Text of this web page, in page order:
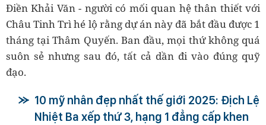
Điền Khải Văn - người có mối quan hệ thân thiết với
Châu Tinh Trì hé lộ rằng dự án này đã bắt đầu được 1
tháng tại Thâm Quyến. Ban đầu, mọi thứ không quá
suôn sẻ nhưng sau đó, tất cả dần đi vào đúng quỹ
đạo.
10 mỹ nhân đẹp nhất thế giới 2025: Địch Lệ
Nhiệt Ba xếp thứ 3, hạng 1 đẳng cấp khen